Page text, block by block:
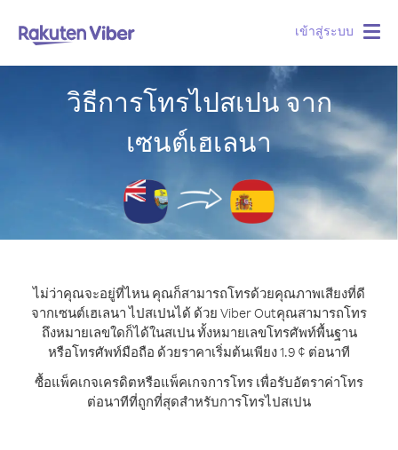
เข้าสู่ระบบ
วิธีการโทรไปสเปน จาก
เซนต์เฮเลนา
ไม่ว่าคุณจะอยู่ที่ไหน คุณก็สามารถโทรด้วยคุณภาพเสียงที่ดี
จากเซนต์เฮเลนา ไปสเปนได้ ด้วย Viber Outคุณสามารถโทร
ถึงหมายเลขใดก็ได้ในสเปน ทั้งหมายเลขโทรศัพท์พื้นฐาน
หรือโทรศัพท์มือถือ ด้วยราคาเริ่มต้นเพียง 1.9 ¢ ต่อนาที
ซื้อแพ็คเกจเครดิตหรือแพ็คเกจการโทร เพื่อรับอัตราค่าโทร
ต่อนาทีที่ถูกที่สุดสำหรับการโทรไปสเปน